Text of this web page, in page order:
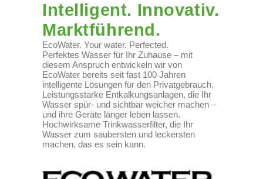
Intelligent. Innovativ.
Marktführend.
EcoWater. Your water. Perfected.
Perfektes Wasser für Ihr Zuhause – mit
diesem Anspruch entwickeln wir von
EcoWater bereits seit fast 100 Jahren
intelligente Lösungen für den Privatgebrauch.
Leistungsstarke Entkalkungsanlagen, die Ihr
Wasser spür- und sichtbar weicher machen –
und ihre Geräte länger leben lassen.
Hochwirksame Trinkwasserfilter, die Ihr
Wasser zum saubersten und leckersten
machen, das es sein kann.